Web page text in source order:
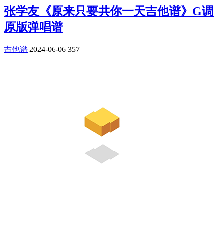
张学友《原来只要共你一天吉他谱》G调
原版弹唱谱
吉他谱 2024-06-06 357